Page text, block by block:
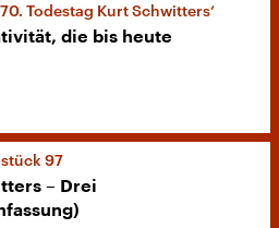
Todestag Kurt Schwitters‘
die bis heute
97
– Drei